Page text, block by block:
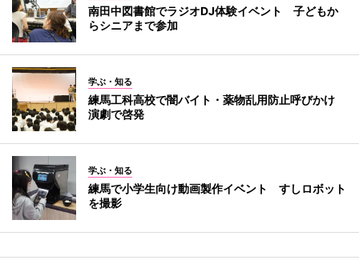
南田中図書館でラジオDJ体験イベント 子どもか
らシニアまで参加
学ぶ・知る
練馬工科高校で闇バイト・薬物乱用防止呼びかけ
演劇で啓発
学ぶ・知る
練馬で小学生向け動画製作イベント すしロボット
を撮影